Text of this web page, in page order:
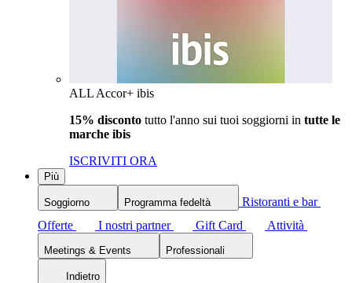
ALL Accor+ ibis
15% disconto tutto l'anno sui tuoi soggiorni in tutte le
marche ibis
ISCRIVITI ORA
Più
Soggiorno Programma fedeltà
Ristoranti e bar
Offerte
I nostri partner Gift Card Attività
Meetings & Events Professionali
Indietro